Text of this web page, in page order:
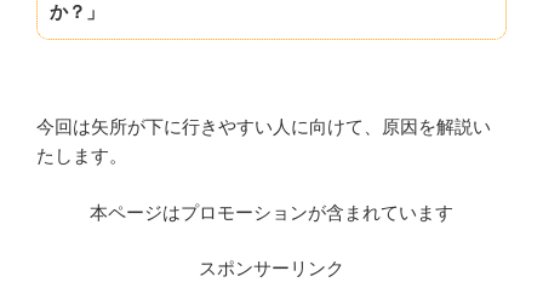
か？」
今回は矢所が下に行きやすい人に向けて、原因を解説い
たします。
本ページはプロモーションが含まれています
スポンサーリンク